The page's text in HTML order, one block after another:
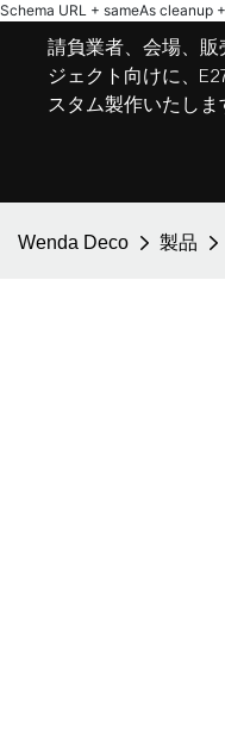
Schema URL + sameAs cleanup
請負業者、会場、
ジェクト向けに、
スタム製作いたしま
Wenda Deco 製品